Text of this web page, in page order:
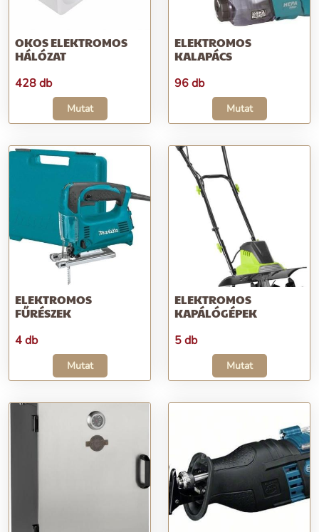
OKOS ELEKTROMOS
HÁLÓZAT
428 db
Mutat
ELEKTROMOS
KALAPÁCS
96 db
Mutat
ELEKTROMOS
FŰRÉSZEK
4 db
Mutat
ELEKTROMOS
KAPÁLÓGÉPEK
5 db
Mutat